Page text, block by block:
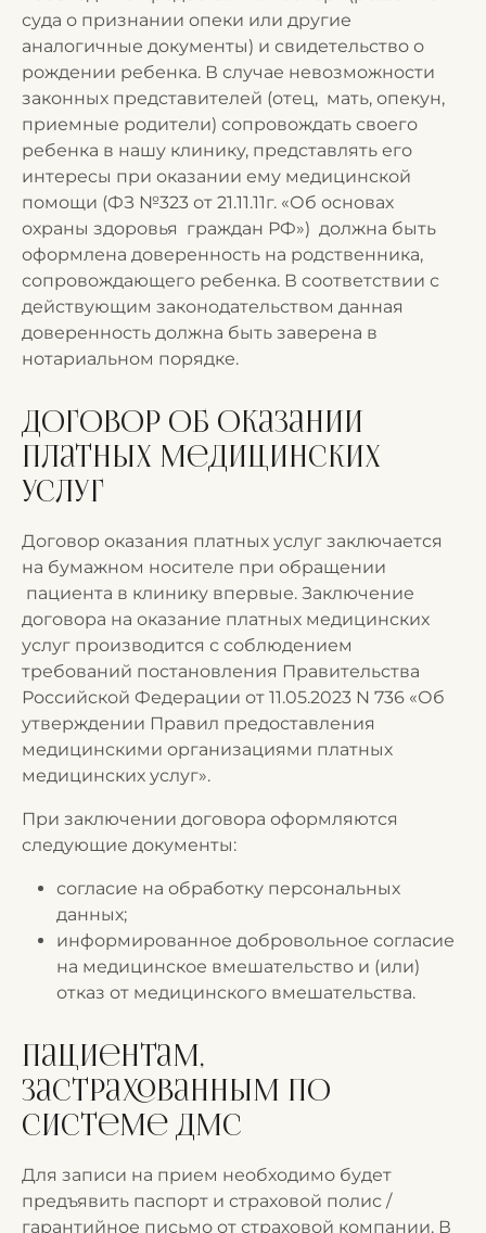
суда о признании опеки или другие
аналогичные документы) и свидетельство о
рождении ребенка. В случае невозможности
законных представителей (отец, мать, опекун,
приемные родители) сопровождать своего
ребенка в нашу клинику, представлять его
интересы при оказании ему медицинской
помощи (ФЗ №323 от 21.11.11г. «Об основах
охраны здоровья граждан РФ») должна быть
оформлена доверенность на родственника,
сопровождающего ребенка. В соответствии с
действующим законодательством данная
доверенность должна быть заверена в
нотариальном порядке.
Договор об оказании
платных медицинских
услуг
Договор оказания платных услуг заключается
на бумажном носителе при обращении
пациента в клинику впервые. Заключение
договора на оказание платных медицинских
услуг производится с соблюдением
требований постановления Правительства
Российской Федерации от 11.05.2023 N 736 «Об
утверждении Правил предоставления
медицинскими организациями платных
медицинских услуг».
При заключении договора оформляются
следующие документы:
согласие на обработку персональных
данных;
информированное добровольное согласие
на медицинское вмешательство и (или)
отказ от медицинского вмешательства.
Пациентам,
застрахованным по
системе ДМС
Для записи на прием необходимо будет
предъявить паспорт и страховой полис /
гарантийное письмо от страховой компании. В